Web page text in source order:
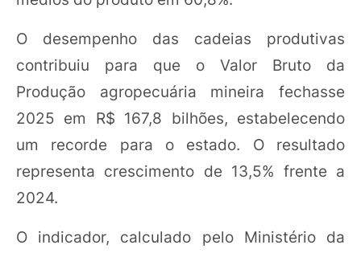
O desempenho das cadeias produtivas
contribuiu para que o Valor Bruto da
Produção agropecuária mineira fechasse
2025 em R$ 167,8 bilhões, estabelecendo
um recorde para o estado. O resultado
representa crescimento de 13,5% frente a
2024.
O indicador, calculado pelo Ministério da